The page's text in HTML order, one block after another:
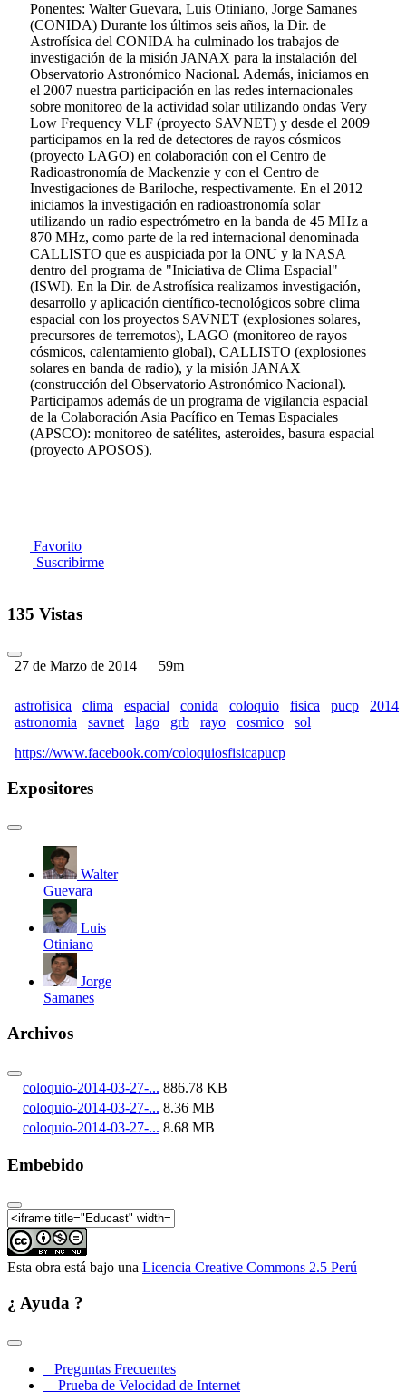
Ponentes: Walter Guevara, Luis Otiniano, Jorge Samanes
(CONIDA) Durante los últimos seis años, la Dir. de
Astrofísica del CONIDA ha culminado los trabajos de
investigación de la misión JANAX para la instalación del
Observatorio Astronómico Nacional. Además, iniciamos en
el 2007 nuestra participación en las redes internacionales
sobre monitoreo de la actividad solar utilizando ondas Very
Low Frequency VLF (proyecto SAVNET) y desde el 2009
participamos en la red de detectores de rayos cósmicos
(proyecto LAGO) en colaboración con el Centro de
Radioastronomía de Mackenzie y con el Centro de
Investigaciones de Bariloche, respectivamente. En el 2012
iniciamos la investigación en radioastronomía solar
utilizando un radio espectrómetro en la banda de 45 MHz a
870 MHz, como parte de la red internacional denominada
CALLISTO que es auspiciada por la ONU y la NASA
dentro del programa de "Iniciativa de Clima Espacial"
(ISWI). En la Dir. de Astrofísica realizamos investigación,
desarrollo y aplicación científico-tecnológicos sobre clima
espacial con los proyectos SAVNET (explosiones solares,
precursores de terremotos), LAGO (monitoreo de rayos
cósmicos, calentamiento global), CALLISTO (explosiones
solares en banda de radio), y la misión JANAX
(construcción del Observatorio Astronómico Nacional).
Participamos además de un programa de vigilancia espacial
de la Colaboración Asia Pacífico en Temas Espaciales
(APSCO): monitoreo de satélites, asteroides, basura espacial
(proyecto APOSOS).
Favorito
Suscribirme
135 Vistas
27 de Marzo de 2014 59m
astrofisica clima espacial conida coloquio fisica pucp
2014
astronomia
savnet lago grb rayo cosmico
sol
https://www.facebook.com/coloquiosfisicapucp
Expositores
Walter
Guevara
Luis
Otiniano
Jorge
Samanes
Archivos
coloquio-2014-03-27-... 886.78 KB
coloquio-2014-03-27-... 8.36 MB
coloquio-2014-03-27-... 8.68 MB
Embebido
Esta obra está bajo una Licencia Creative Commons 2.5 Perú
¿ Ayuda ?
Preguntas Frecuentes
Prueba de Velocidad de Internet